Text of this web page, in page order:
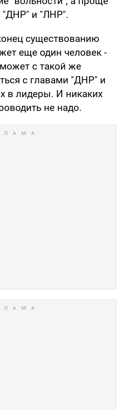
"ДНР" и "ЛНР".
существованию
еще один человек -
с такой же
с главами "ДНР" и
в лидеры. И никаких
не надо.